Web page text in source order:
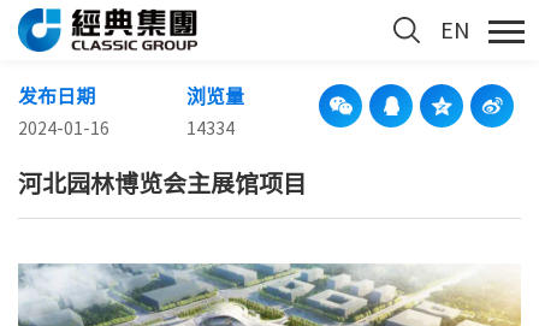
EN
发布日期
2024-01-16
浏览量
14334
河北园林博览会主展馆项目